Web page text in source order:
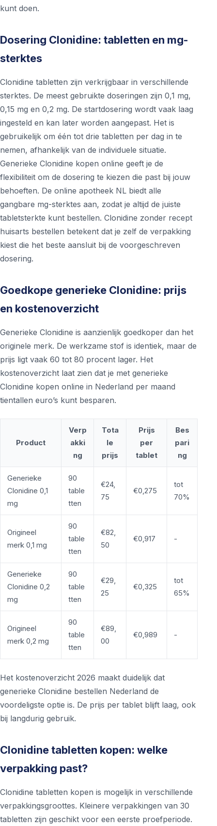
kunt doen.
Dosering Clonidine: tabletten en mg-
sterktes
Clonidine tabletten zijn verkrijgbaar in verschillende
sterktes. De meest gebruikte doseringen zijn 0,1 mg,
0,15 mg en 0,2 mg. De startdosering wordt vaak laag
ingesteld en kan later worden aangepast. Het is
gebruikelijk om één tot drie tabletten per dag in te
nemen, afhankelijk van de individuele situatie.
Generieke Clonidine kopen online geeft je de
flexibiliteit om de dosering te kiezen die past bij jouw
behoeften. De online apotheek NL biedt alle
gangbare mg-sterktes aan, zodat je altijd de juiste
tabletsterkte kunt bestellen. Clonidine zonder recept
huisarts bestellen betekent dat je zelf de verpakking
kiest die het beste aansluit bij de voorgeschreven
dosering.
Goedkope generieke Clonidine: prijs
en kostenoverzicht
Generieke Clonidine is aanzienlijk goedkoper dan het
originele merk. De werkzame stof is identiek, maar de
prijs ligt vaak 60 tot 80 procent lager. Het
kostenoverzicht laat zien dat je met generieke
Clonidine kopen online in Nederland per maand
tientallen euro’s kunt besparen.
Product
Verp
akki
ng
Tota
le
prijs
Prijs
per
tablet
Bes
pari
ng
Generieke
Clonidine 0,1
mg
90
table
tten
€24,
75
€0,275
tot
70%
Origineel
merk 0,1 mg
90
table
tten
€82,
50
€0,917 -
Generieke
Clonidine 0,2
mg
90
table
tten
€29,
25
€0,325
tot
65%
Origineel
merk 0,2 mg
90
table
tten
€89,
00
€0,989 -
Het kostenoverzicht 2026 maakt duidelijk dat
generieke Clonidine bestellen Nederland de
voordeligste optie is. De prijs per tablet blijft laag, ook
bij langdurig gebruik.
Clonidine tabletten kopen: welke
verpakking past?
Clonidine tabletten kopen is mogelijk in verschillende
verpakkingsgroottes. Kleinere verpakkingen van 30
tabletten zijn geschikt voor een eerste proefperiode.